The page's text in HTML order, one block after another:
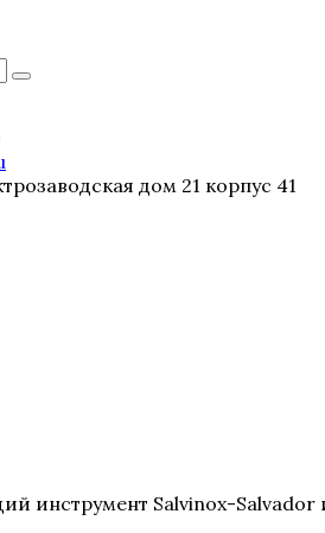
Поиск
дом 21 корпус 41
инструмент Salvinox-